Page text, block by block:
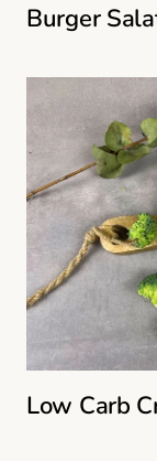
Burger
Low Carb